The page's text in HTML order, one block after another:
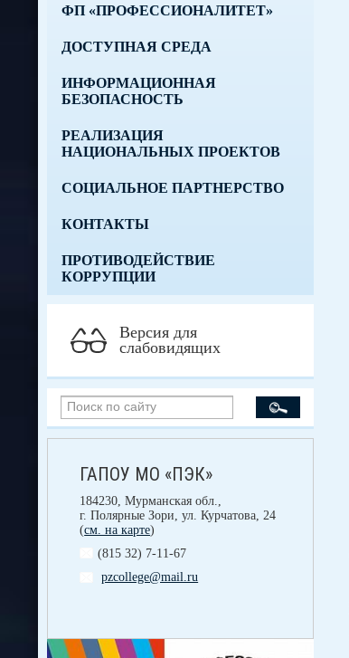
ФП «ПРОФЕССИОНАЛИТЕТ»
ДОСТУПНАЯ СРЕДА
ИНФОРМАЦИОННАЯ
БЕЗОПАСНОСТЬ
РЕАЛИЗАЦИЯ
НАЦИОНАЛЬНЫХ ПРОЕКТОВ
СОЦИАЛЬНОЕ ПАРТНЕРСТВО
КОНТАКТЫ
ПРОТИВОДЕЙСТВИЕ
КОРРУПЦИИ
Версия для
слабовидящих
ГАПОУ МО «ПЭК»
184230, Мурманская обл.,
г. Полярные Зори, ул. Курчатова, 24
(см. на карте)
(815 32) 7-11-67
pzcollege@mail.ru